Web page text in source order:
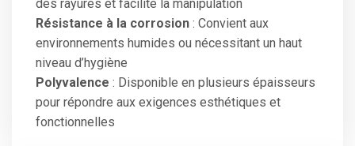
des rayures et facilite la manipulation
Résistance à la corrosion : Convient aux
environnements humides ou nécessitant un haut
niveau d’hygiène
Polyvalence : Disponible en plusieurs épaisseurs
pour répondre aux exigences esthétiques et
fonctionnelles